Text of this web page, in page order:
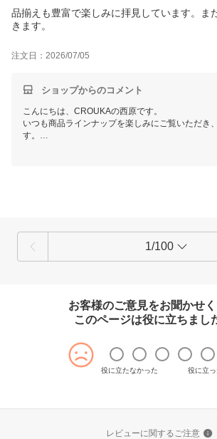
品揃えも豊富で楽しみに拝見しています。ま
きます。
注文日：2026/07/05
ショップからのコメント
こんにちは、CROUKAの西原です。
いつも商品ラインナップを楽しみにご覧いただき
す。
これからも心惹かれるアイテムとの出会いをお届
1/100
お客様のご意見をお聞かせ
このページは役に立ちまし
役に立たなかった 役に立っ
レビューに関するご注意